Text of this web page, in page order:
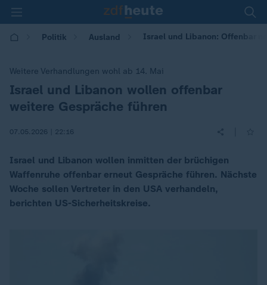
Politik Ausland Israel und Libanon: Offenbar
Weitere Verhandlungen wohl ab 14. Mai
:
Israel und Libanon wollen offenbar
weitere Gespräche führen
07.05.2026 | 22:16
Israel und Libanon wollen inmitten der brüchigen
Waffenruhe offenbar erneut Gespräche führen. Nächste
Woche sollen Vertreter in den USA verhandeln,
berichten US-Sicherheitskreise.